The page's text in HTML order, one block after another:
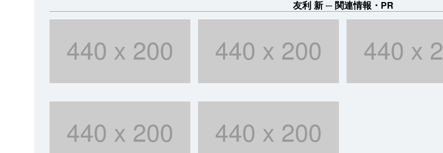
友利 新 関連情報・PR